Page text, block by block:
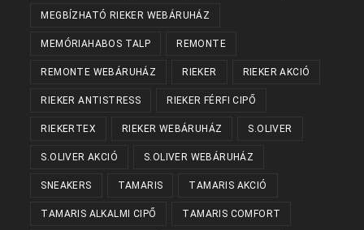
MEGBÍZHATÓ RIEKER WEBÁRUHÁZ
MEMÓRIAHABOS TALP REMONTE
REMONTE WEBÁRUHÁZ RIEKER RIEKER AKCIÓ
RIEKER ANTISTRESS RIEKER FÉRFI CIPŐ
RIEKERTEX RIEKER WEBÁRUHÁZ S.OLIVER
S.OLIVER AKCIÓ S.OLIVER WEBÁRUHÁZ
SNEAKERS TAMARIS TAMARIS AKCIÓ
TAMARIS ALKALMI CIPŐ TAMARIS COMFORT